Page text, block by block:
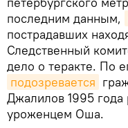
последним данным,
пострадавших
Следственный
дело о теракте. По
подозревается
Джалилов 1995
уроженцем Оша.